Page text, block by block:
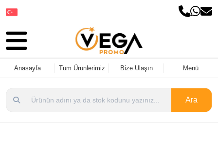
Anasayfa Tüm Ürünlerimiz Bize Ulaşın Menü
Ara